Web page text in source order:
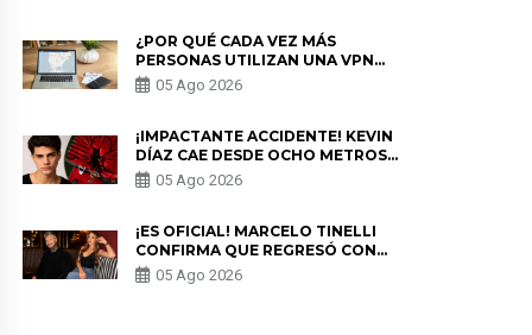
¿POR QUÉ CADA VEZ MÁS
PERSONAS UTILIZAN UNA VPN
PARA PROTEGER SU
PRIVACIDAD?
05 Ago 2026
¡IMPACTANTE ACCIDENTE! KEVIN
DÍAZ CAE DESDE OCHO METROS
EN “ESTO ES GUERRA” Y GENERA
PREOCUPACIÓN
05 Ago 2026
¡ES OFICIAL! MARCELO TINELLI
CONFIRMA QUE REGRESÓ CON
MILETT FIGUEROA: “EL AMOR
PUDO MÁS”
05 Ago 2026